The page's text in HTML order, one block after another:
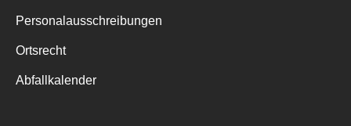
Personalausschreibungen
Ortsrecht
Abfallkalender